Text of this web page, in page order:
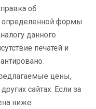
об
определенной формы
данного
печатей и
цены,
сайтах. Если за
ниже